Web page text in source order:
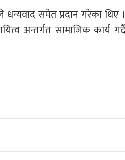
धन्यवाद समेत प्रदान गरेका थिए ।
अन्तर्गत सामाजिक कार्य